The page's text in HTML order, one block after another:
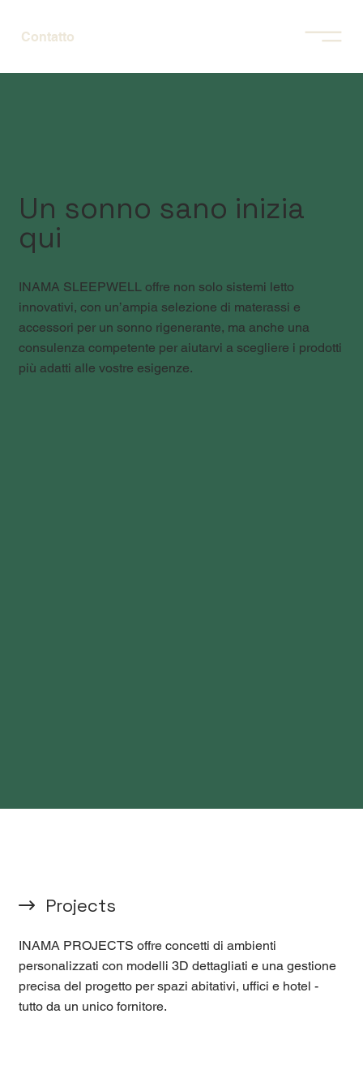
Contatto
Un sonno sano inizia
qui
INAMA SLEEPWELL offre non solo sistemi letto
innovativi, con un’ampia selezione di materassi e
accessori per un sonno rigenerante, ma anche una
consulenza competente per aiutarvi a scegliere i prodotti
più adatti alle vostre esigenze.
Projects
INAMA PROJECTS offre concetti di ambienti
personalizzati con modelli 3D dettagliati e una gestione
precisa del progetto per spazi abitativi, uffici e hotel -
tutto da un unico fornitore.